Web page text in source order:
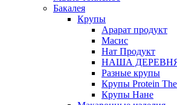
Бакалея
Крупы
Арарат продукт
Масис
Нат Продукт
НАША
Разные крупы
Крупы Protein
Крупы Нане